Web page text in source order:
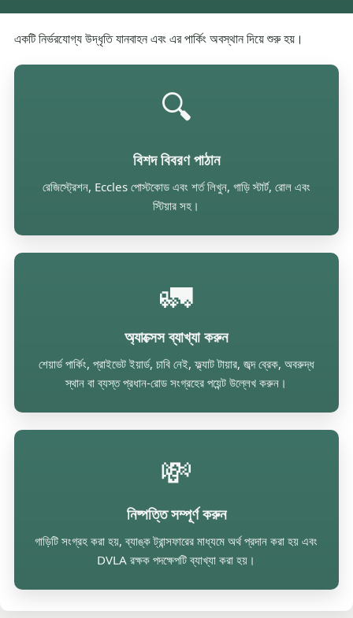
একটি নির্ভরযোগ্য উদ্ধৃতি যানবাহন এবং এর পার্কিং অবস্থান দিয়ে শুরু হয়।
🔍
বিশদ বিবরণ পাঠান
রেজিস্ট্রেশন, Eccles পোস্টকোড এবং শর্ত লিখুন, গাড়ি স্টার্ট, রোল এবং
স্টিয়ার সহ।
🚛
অ্যাক্সেস ব্যাখ্যা করুন
শেয়ার্ড পার্কিং, প্রাইভেট ইয়ার্ড, চাবি নেই, ফ্ল্যাট টায়ার, জব্দ ব্রেক, অবরুদ্ধ
স্থান বা ব্যস্ত প্রধান-রোড সংগ্রহের পয়েন্ট উল্লেখ করুন।
💸
নিষ্পত্তি সম্পূর্ণ করুন
গাড়িটি সংগ্রহ করা হয়, ব্যাঙ্ক ট্রান্সফারের মাধ্যমে অর্থ প্রদান করা হয় এবং
DVLA রক্ষক পদক্ষেপটি ব্যাখ্যা করা হয়।